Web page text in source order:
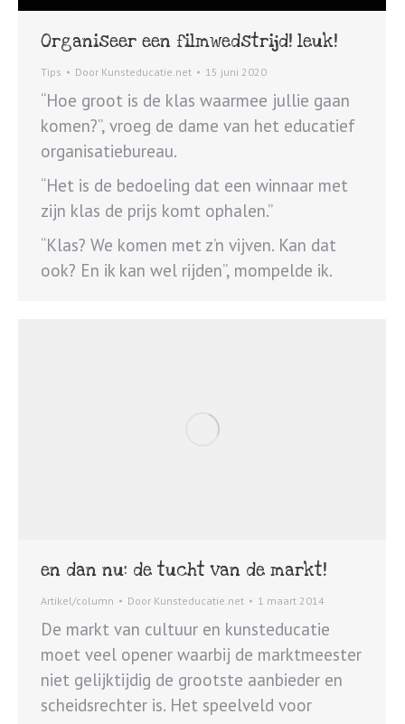
Organiseer een filmwedstrijd! leuk!
Tips Door Kunsteducatie.net 15 juni 2020
“Hoe groot is de klas waarmee jullie gaan
komen?”, vroeg de dame van het educatief
organisatiebureau.
“Het is de bedoeling dat een winnaar met
zijn klas de prijs komt ophalen.”
“Klas? We komen met z’n vijven. Kan dat
ook? En ik kan wel rijden”, mompelde ik.
en dan nu: de tucht van de markt!
Artikel/column Door Kunsteducatie.net 1 maart 2014
De markt van cultuur en kunsteducatie
moet veel opener waarbij de marktmeester
niet gelijktijdig de grootste aanbieder en
scheidsrechter is. Het speelveld voor